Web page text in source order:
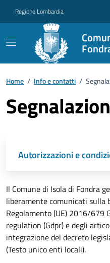
Regione Lombardia
Home / Info e contatti /
Autorizzazioni e
Dati di segnalazione
Riepilogo
Il Comune di Isola di Fondra
liberamente comunicati sulla
Regolamento (UE) 2016/679
regulation (Gdpr) e degli
integrazione del decreto
(Testo unico enti locali).